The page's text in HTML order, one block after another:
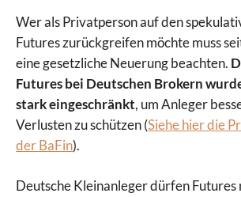
Wer als Privatperson auf den
Futures zurückgreifen möchte muss
eine gesetzliche Neuerung beachten.
Futures bei Deutschen Brokern
stark eingeschränkt, um Anleger
Verlusten zu schützen (Siehe hier die
der BaFin).
Deutsche Kleinanleger dürfen Futures